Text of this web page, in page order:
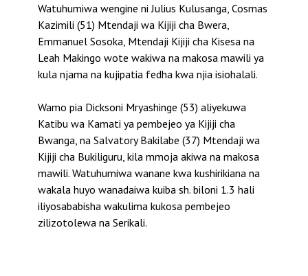
Watuhumiwa wengine ni Julius Kulusanga, Cosmas
Kazimili (51) Mtendaji wa Kijiji cha Bwera,
Emmanuel Sosoka, Mtendaji Kijiji cha Kisesa na
Leah Makingo wote wakiwa na makosa mawili ya
kula njama na kujipatia fedha kwa njia isiohalali.
Wamo pia Dicksoni Mryashinge (53) aliyekuwa
Katibu wa Kamati ya pembejeo ya Kijiji cha
Bwanga, na Salvatory Bakilabe (37) Mtendaji wa
Kijiji cha Bukiliguru, kila mmoja akiwa na makosa
mawili. Watuhumiwa wanane kwa kushirikiana na
wakala huyo wanadaiwa kuiba sh. biloni 1.3 hali
iliyosababisha wakulima kukosa pembejeo
zilizotolewa na Serikali.